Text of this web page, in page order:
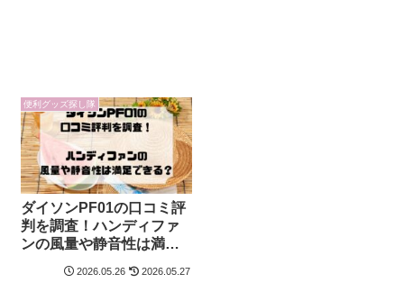
便利グッズ探し隊
ダイソンPF01の口コミ評
判を調査！ハンディファ
ンの風量や静音性は満足
できる？
2026.05.26 2026.05.27